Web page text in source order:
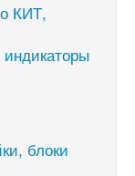
КИТ,
блоки